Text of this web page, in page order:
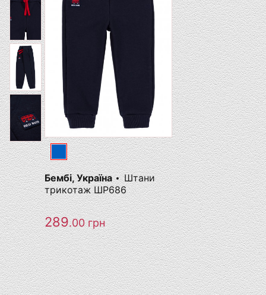
Бембі, Україна
Штани
трикотаж ШР686
289.00грн